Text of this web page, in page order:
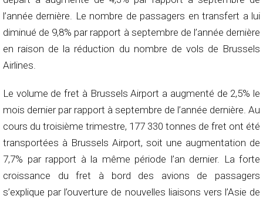
l’année dernière. Le nombre de passagers en transfert a lui
diminué de 9,8% par rapport à septembre de l’année dernière
en raison de la réduction du nombre de vols de Brussels
Airlines.
Le volume de fret à Brussels Airport a augmenté de 2,5% le
mois dernier par rapport à septembre de l’année dernière. Au
cours du troisième trimestre, 177 330 tonnes de fret ont été
transportées à Brussels Airport, soit une augmentation de
7,7% par rapport à la même période l’an dernier. La forte
croissance du fret à bord des avions de passagers
s’explique par l’ouverture de nouvelles liaisons vers l’Asie de